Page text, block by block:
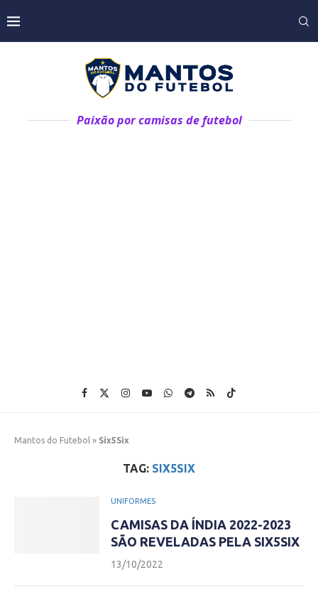
Paixão por camisas de futebol
Mantos do Futebol » Six5Six
TAG: SIX5SIX
UNIFORMES
CAMISAS DA ÍNDIA 2022-2023
SÃO REVELADAS PELA SIX5SIX
13/10/2022